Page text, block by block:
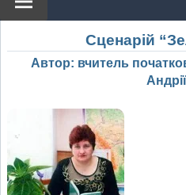
Сценарій
Автор: вчитель